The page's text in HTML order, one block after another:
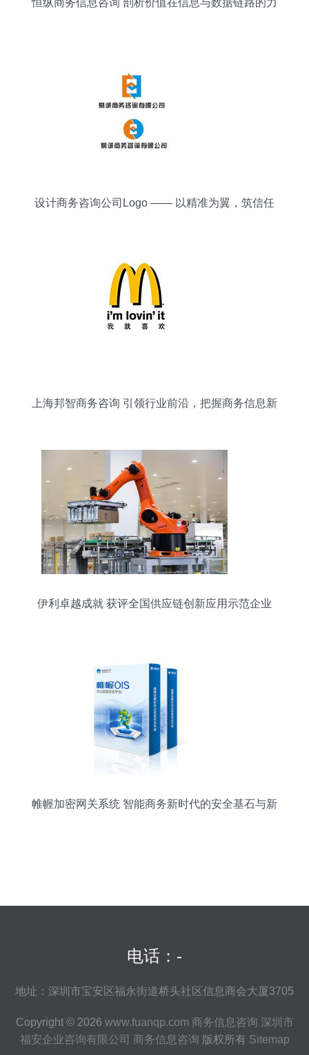
恒纵商务信息咨询 剖析价值在信息与数据链路的力
设计商务咨询公司Logo —— 以精准为翼，筑信任
上海邦智商务咨询 引领行业前沿，把握商务信息新
伊利卓越成就 获评全国供应链创新应用示范企业
帷幄加密网关系统 智能商务新时代的安全基石与新
电话：-
地址：深圳市宝安区福永街道桥头社区信息商会大厦3705
Copyright © 2026 www.fuanqp.com 商务信息咨询 深圳市
福安企业咨询有限公司 商务信息咨询 版权所有 Sitemap